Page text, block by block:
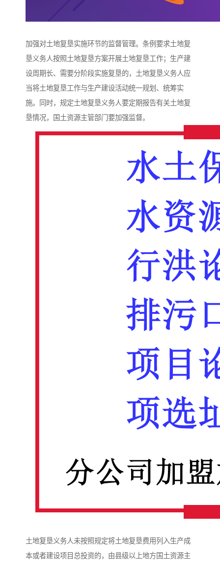
加强对土地复垦实施环节的监督管理。条例要求土地复
垦义务人按照土地复垦方案开展土地复垦工作；生产建
设周期长、需要分阶段实施复垦的，土地复垦义务人应
当将土地复垦工作与生产建设活动统一规划、统筹实
施。同时，规定土地复垦义务人要定期报告有关土地复
垦情况，国土资源主管部门要加强监督。
土地复垦义务人未按照规定将土地复垦费用列入生产成
本或者建设项目总投资的，由县级以上地方国土资源主